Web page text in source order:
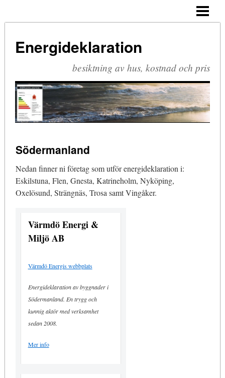
VENTILATION
MILJÖ
TRENDER
BLOGG
Energideklaration
besiktning av hus, kostnad och pris
Södermanland
Nedan finner ni företag som utför energideklaration i:
Eskilstuna, Flen, Gnesta, Katrineholm, Nyköping,
Oxelösund, Strängnäs, Trosa samt Vingåker.
Värmdö Energi &
Miljö AB
Värmdö Energis webbplats
Energideklaration av byggnader i
Södermanland. En trygg och
kunnig aktör med verksamhet
sedan 2008.
Mer info